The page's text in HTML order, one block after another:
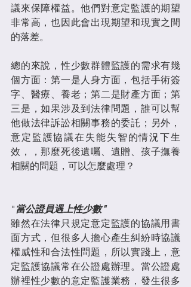
議來保障權益。他們對意定監護的期望
非常高，也因此會出現期望和現實之間
的落差。
總的來說，性少數群體監護的需求有幾
個方面：第一是人身方面，包括手術簽
字、醫療、養老；第二是財產方面；第
三是，如果涉及到法律問題，誰可以幫
他做法律訴訟相關事務的委託；另外，
意定監護協議在失能失智的情況下生
效，，那麼死後遺囑、遺贈、孩子撫養
相關的問題，可以怎麼處理？
" 當公證員遇上性少數"
雖然在法律只規定意定監護的協議用書
面方式，但很多人擔心產生糾紛時協議
權威性和合法性問題，所以實踐上，意
定監護協議常在公證處辦理。當公證處
辦裡性少數的意定監護業務，發生很多